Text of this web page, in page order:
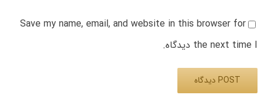
Save my name, email, and website in this browser for
the next time I دیدگاه.